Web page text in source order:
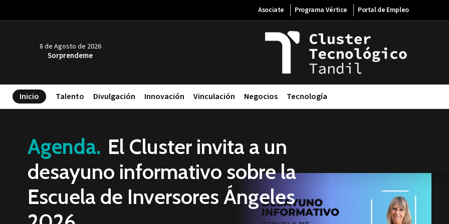
Asociate Programa Vértice Portal de Empleo
8 de Agosto de 2026
Sorprendeme
Inicio Talento Divulgación Innovación Vinculación Negocios Tecnología
Agenda. El Cluster invita a un
desayuno informativo sobre la
Escuela de Inversores Ángeles